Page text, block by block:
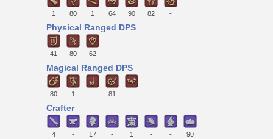
1 80 1 64 90 82 -
Physical Ranged DPS
41 80 62
Magical Ranged DPS
80 1 - 81 -
Crafter
4 - 17 - 1 - - 90